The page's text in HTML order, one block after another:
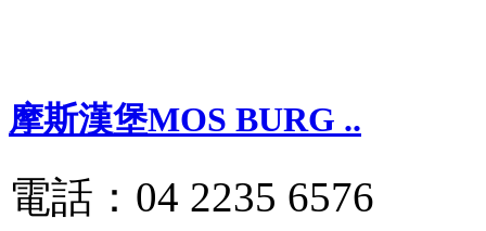
摩斯漢堡MOS BURG ..
電話：04 2235 6576